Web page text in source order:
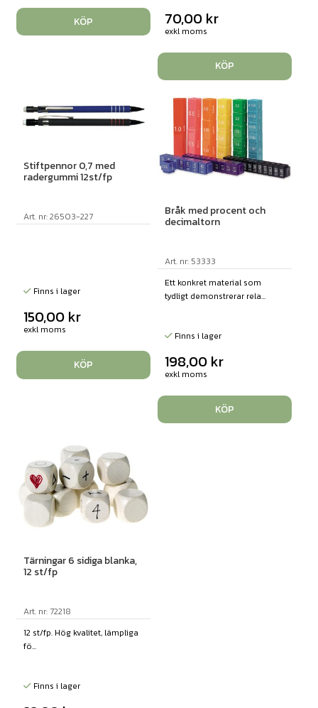
KÖP 70,00 kr
exkl moms
KÖP
Stiftpennor 0,7 med
radergummi 12st/fp
Art. nr: 26503-227
Finns i lager
150,00 kr
exkl moms
KÖP
Bråk med procent och
decimaltorn
Art. nr: 53333
Ett konkret material som
tydligt demonstrerar rela...
Finns i lager
198,00 kr
exkl moms
KÖP
Tärningar 6 sidiga blanka,
12 st/fp
Art. nr: 72218
12 st/fp. Hög kvalitet, lämpliga
fö...
Finns i lager